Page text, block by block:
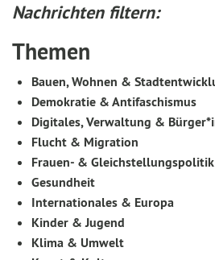
Nachrichten filtern:
Themen
Bauen, Wohnen &
Demokratie & Antifaschismus
Digitales, Verwaltung &
Flucht & Migration
Frauen- & Gleichstellungspolitik
Gesundheit
Internationales & Europa
Kinder & Jugend
Klima & Umwelt